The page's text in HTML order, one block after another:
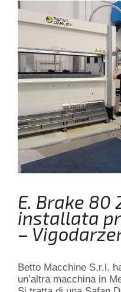
E. Brake 80
installata
–
Betto Macchine S.r.l.
un’altra macchina in